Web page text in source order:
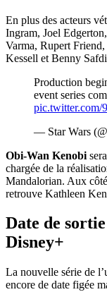
En plus des acteurs
Ingram, Joel
Varma, Rupert
Kessell et Benny
Production
event series
pic.twitter.com/
— Star Wars
Obi-Wan Kenobi
chargée de la
Mandalorian. Aux
retrouve Kathleen
Date de
Disney+
La nouvelle série de
encore de date figée